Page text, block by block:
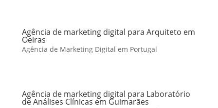
Agência de marketing digital para Arquiteto em
Oeiras
Agência de Marketing Digital em Portugal
Agência de marketing digital para Laboratório
de Análises Clínicas em Guimarães